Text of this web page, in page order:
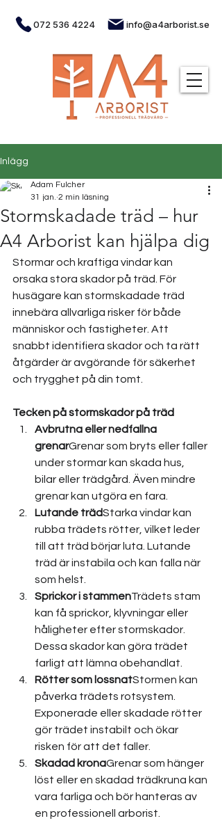
072 536 4224 info@a4arborist.se
Inlägg
Stormskadade träd – hur
A4 Arborist kan hjälpa dig
Adam Fulcher
31 jan. 2 min läsning
Stormar och kraftiga vindar kan
orsaka stora skador på träd. För
husägare kan stormskadade träd
innebära allvarliga risker för både
människor och fastigheter. Att
snabbt identifiera skador och ta rätt
åtgärder är avgörande för säkerhet
och trygghet på din tomt.
Tecken på stormskador på träd
Avbrutna eller nedfallna
grenarGrenar som bryts eller faller
under stormar kan skada hus,
bilar eller trädgård. Även mindre
grenar kan utgöra en fara.
Lutande trädStarka vindar kan
rubba trädets rötter, vilket leder
till att träd börjar luta. Lutande
träd är instabila och kan falla när
som helst.
Sprickor i stammenTrädets stam
kan få sprickor, klyvningar eller
håligheter efter stormskador.
Dessa skador kan göra trädet
farligt att lämna obehandlat.
Rötter som lossnatStormen kan
påverka trädets rotsystem.
Exponerade eller skadade rötter
gör trädet instabilt och ökar
risken för att det faller.
Skadad kronaGrenar som hänger
löst eller en skadad trädkruna kan
vara farliga och bör hanteras av
en professionell arborist.